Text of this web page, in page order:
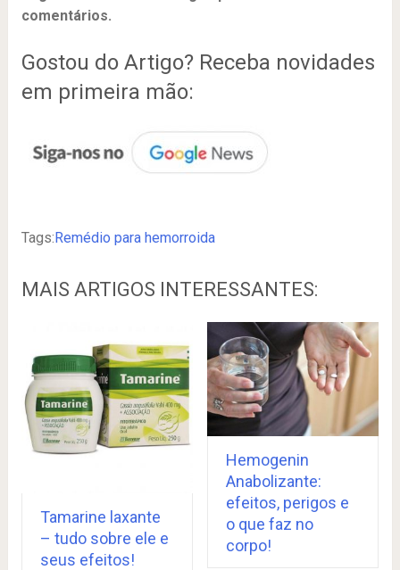
comentários.
Gostou do Artigo? Receba novidades
em primeira mão:
Tags:Remédio para hemorroida
MAIS ARTIGOS INTERESSANTES:
Tamarine laxante
– tudo sobre ele e
seus efeitos!
Hemogenin
Anabolizante:
efeitos, perigos e
o que faz no
corpo!